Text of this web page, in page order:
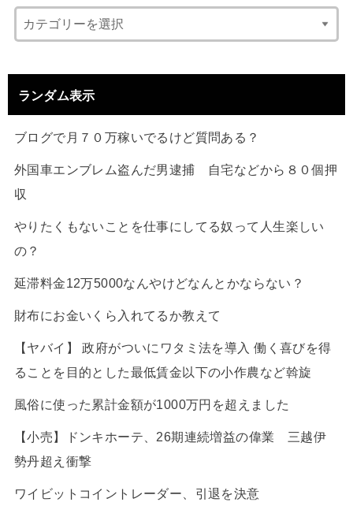
ランダム表示
ブログで月７０万稼いでるけど質問ある？
外国車エンブレム盗んだ男逮捕 自宅などから８０個押
収
やりたくもないことを仕事にしてる奴って人生楽しい
の？
延滞料金12万5000なんやけどなんとかならない？
財布にお金いくら入れてるか教えて
【ヤバイ】 政府がついにワタミ法を導入 働く喜びを得
ることを目的とした最低賃金以下の小作農など斡旋
風俗に使った累計金額が1000万円を超えました
【小売】ドンキホーテ、26期連続増益の偉業 三越伊
勢丹超え衝撃
ワイビットコイントレーダー、引退を決意